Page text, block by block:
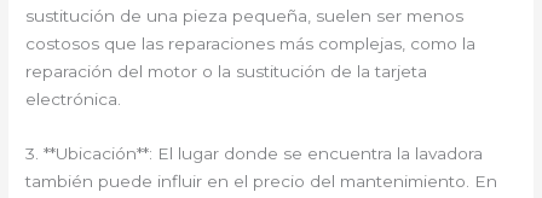
sustitución de una pieza pequeña, suelen ser menos
costosos que las reparaciones más complejas, como la
reparación del motor o la sustitución de la tarjeta
electrónica.
3. **Ubicación**: El lugar donde se encuentra la lavadora
también puede influir en el precio del mantenimiento. En